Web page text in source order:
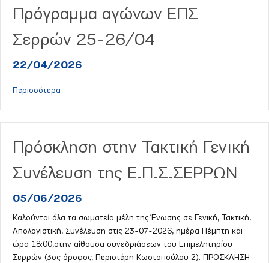
Πρόγραμμα αγώνων ΕΠΣ
Σερρών 25-26/04
22/04/2026
Περισσότερα
Πρόσκληση στην Τακτική Γενική
Συνέλευση της Ε.Π.Σ.ΣΕΡΡΩΝ
05/06/2026
Καλούνται όλα τα σωματεία μέλη της Ένωσης σε Γενική, Τακτική,
Απολογιστική, Συνέλευση στις 23-07-2026, ημέρα Πέμπτη και
ώρα 18:00,στην αίθουσα συνεδριάσεων του Επιμελητηρίου
Σερρών (3ος όροφος, Περιστέρη Κωστοπούλου 2). ΠΡΟΣΚΛΗΣΗ